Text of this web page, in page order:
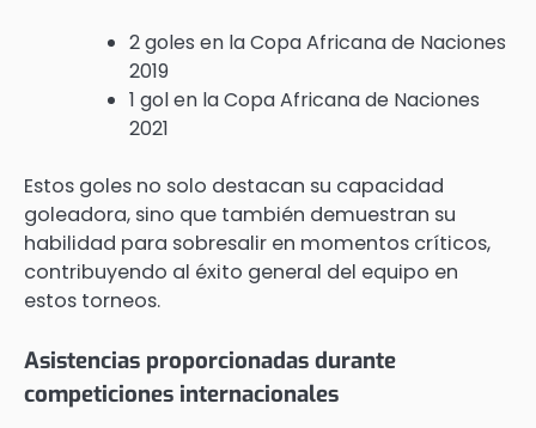
2 goles en la Copa Africana de Naciones
2019
1 gol en la Copa Africana de Naciones
2021
Estos goles no solo destacan su capacidad
goleadora, sino que también demuestran su
habilidad para sobresalir en momentos críticos,
contribuyendo al éxito general del equipo en
estos torneos.
Asistencias proporcionadas durante
competiciones internacionales